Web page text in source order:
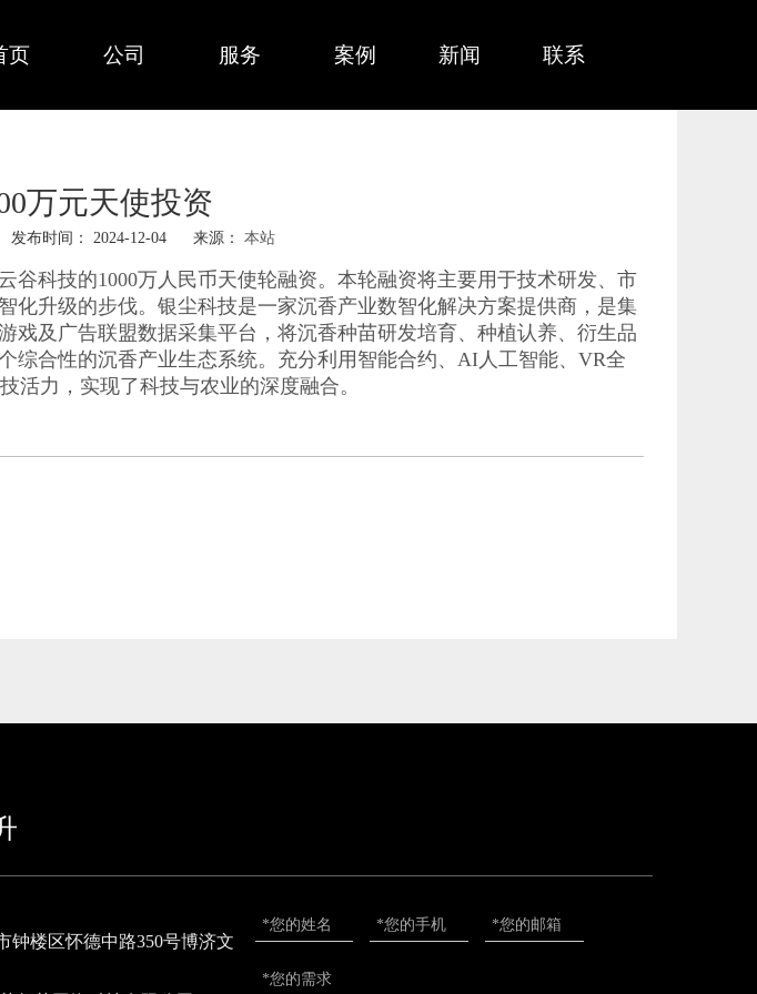
页 公司 服务 案例 新闻 联系
万元天使投资
布时间： 2024-12-04 来源： 本站
科技的1000万人民币天使轮融资。本轮融资将主要用于技术研发、市
升级的步伐。银尘科技是一家沉香产业数智化解决方案提供商，是集
及广告联盟数据采集平台，将沉香种苗研发培育、种植认养、衍生品
综合性的沉香产业生态系统。充分利用智能合约、AI人工智能、VR全
活力，实现了科技与农业的深度融合。
钟楼区怀德中路350号博济文